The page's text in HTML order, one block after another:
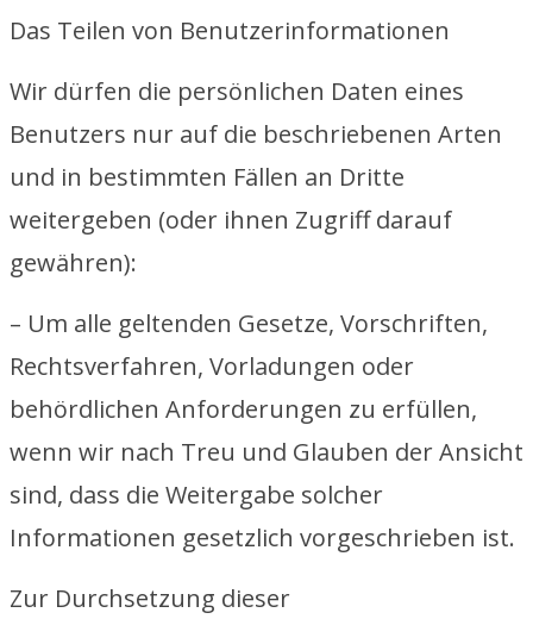
Das Teilen von Benutzerinformationen
Wir dürfen die persönlichen Daten eines
Benutzers nur auf die beschriebenen Arten
und in bestimmten Fällen an Dritte
weitergeben (oder ihnen Zugriff darauf
gewähren):
– Um alle geltenden Gesetze, Vorschriften,
Rechtsverfahren, Vorladungen oder
behördlichen Anforderungen zu erfüllen,
wenn wir nach Treu und Glauben der Ansicht
sind, dass die Weitergabe solcher
Informationen gesetzlich vorgeschrieben ist.
Zur Durchsetzung dieser